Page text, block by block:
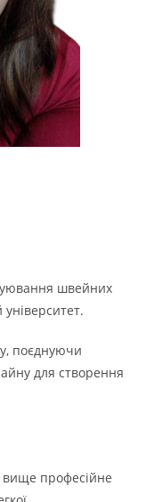
швейних
поєднуючи
для створення
вище професійне